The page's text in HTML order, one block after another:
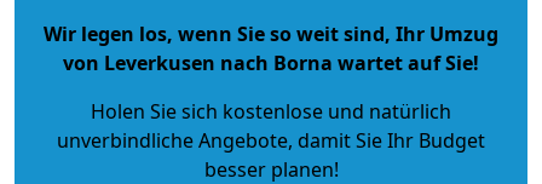
Wir legen los, wenn Sie so weit sind, Ihr Umzug
von Leverkusen nach Borna wartet auf Sie!
Holen Sie sich kostenlose und natürlich
unverbindliche Angebote, damit Sie Ihr Budget
besser planen!